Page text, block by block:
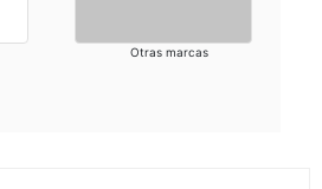
Otras marcas